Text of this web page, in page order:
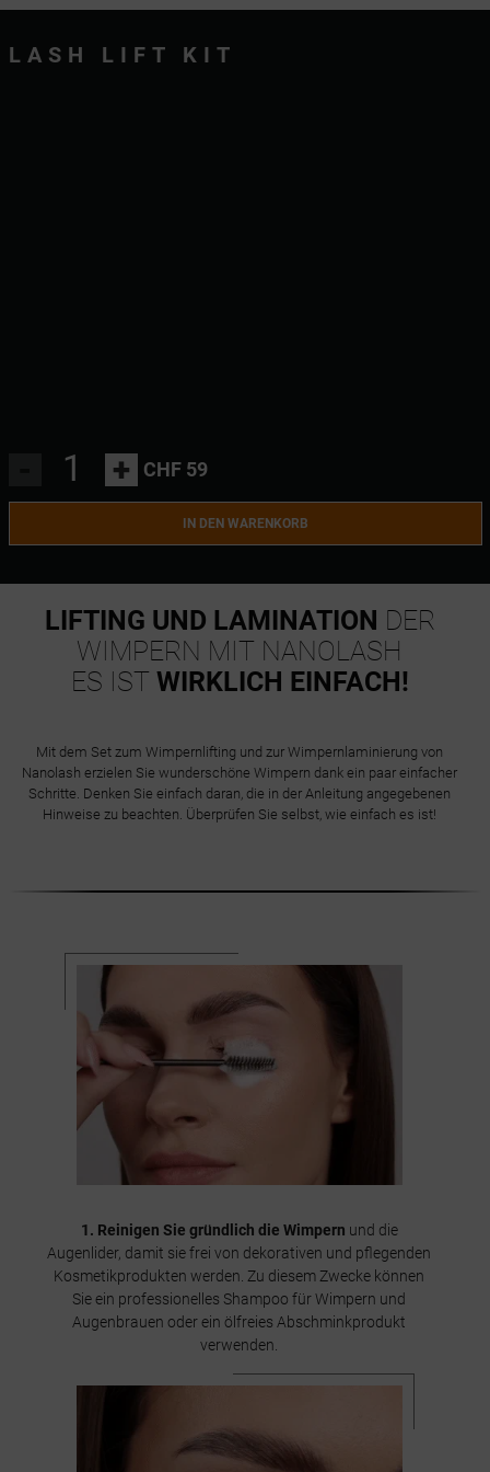
LASH LIFT KIT
+ CHF 59
IN DEN WARENKORB
LIFTING UND LAMINATION DER
WIMPERN MIT NANOLASH
ES IST WIRKLICH EINFACH!
Mit dem Set zum Wimpernlifting und zur Wimpernlaminierung von
Nanolash erzielen Sie wunderschöne Wimpern dank ein paar einfacher
Schritte. Denken Sie einfach daran, die in der Anleitung angegebenen
Hinweise zu beachten. Überprüfen Sie selbst, wie einfach es ist!
1. Reinigen Sie gründlich die Wimpern und die
Augenlider, damit sie frei von dekorativen und pflegenden
Kosmetikprodukten werden. Zu diesem Zwecke können
Sie ein professionelles Shampoo für Wimpern und
Augenbrauen oder ein ölfreies Abschminkprodukt
verwenden.